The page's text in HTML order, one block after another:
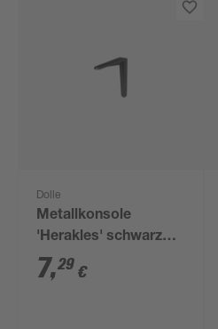
Dolle
Metallkonsole
'Herakles' schwarz
190 x 165 mm
7,29 €